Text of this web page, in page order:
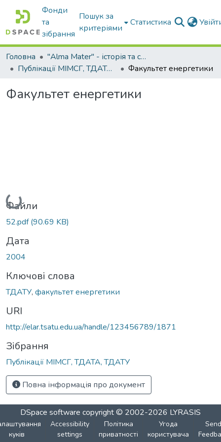
Фонди
та
зібрання
Пошук за
критеріями
Статистика
Головна
"Alma Mater" - історія та сьогодення Університету
Публікації МІМСГ, ТДАТА, ТДАТУ
Факультет енергетики
Факультет енергетики
Вантажиться...
Файли
52.pdf(90.69 KB)
Дата
2004
Ключові слова
ТДАТУ, факультет енергетики
URI
http://elar.tsatu.edu.ua/handle/123456789/1871
Зібрання
Публікації МІМСГ, ТДАТА, ТДАТУ
Повна інформація про документ
DSpace software copyright © 2002-2026 LYRASIS
куків
Accessibility
settings
Політика
приватності
Угода
користувача
Send